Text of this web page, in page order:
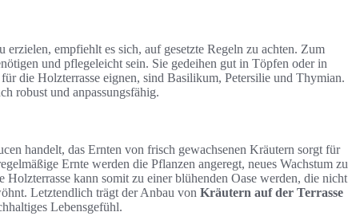
empfiehlt es sich, auf gesetzte Regeln zu achten. Zum
und pflegeleicht sein. Sie gedeihen gut in Töpfen oder in
die Holzterrasse eignen, sind Basilikum, Petersilie und Thymian.
robust und anpassungsfähig.
handelt, das Ernten von frisch gewachsenen Kräutern sorgt für
Ernte werden die Pflanzen angeregt, neues Wachstum zu
kann somit zu einer blühenden Oase werden, die nicht
Letztendlich trägt der Anbau von Kräutern auf der Terrasse
Lebensgefühl.